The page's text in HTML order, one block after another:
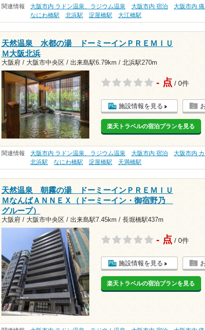
関連情報 大阪市内 ラドン温泉、ラジウム温泉 大阪市内 宿泊 大阪市内 痛
なにわ橋駅
北浜駅 淀屋橋駅 大江橋駅
天然温泉 水都の湯 ドーミーインＰＲＥＭＩＵ
Ｍ大阪北浜
大阪府 / 大阪市中央区 / 出来島駅6.79km / 北浜駅270m
- 点 / 0件
施設情報を見る
楽天トラベルの宿泊プランを見る
関連情報 大阪市内 ラドン温泉、ラジウム温泉 大阪市内 宿泊 大阪市内
北浜駅
なにわ橋駅 淀屋橋駅 天満橋駅
天然温泉 朝霧の湯 ドーミーインＰＲＥＭＩＵ
ＭなんばＡＮＮＥＸ（ドーミーイン・御宿野乃
グループ）
大阪府 / 大阪市中央区 / 出来島駅7.45km / 長堀橋駅437m
- 点 / 0件
施設情報を見る
楽天トラベルの宿泊プランを見る